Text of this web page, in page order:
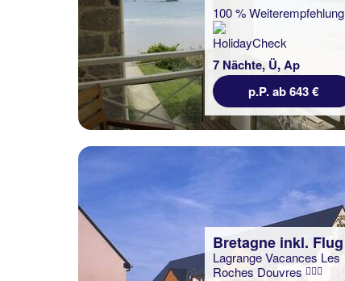
100 % Weiterempfehlung
7 Nächte, Ü, Ap
p.P. ab 643 €
Bretagne inkl. Flug
Lagrange Vacances Les
Roches Douvres